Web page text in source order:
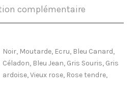
complémentaire
Noir, Moutarde, Ecru, Bleu Canard,
Céladon, Bleu Jean, Gris Souris, Gris
ardoise, Vieux rose, Rose tendre,